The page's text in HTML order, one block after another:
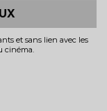
et sans lien avec les
cinéma.